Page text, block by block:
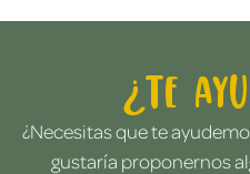
¿Te
¿Necesitas que te
gustaría proponernos